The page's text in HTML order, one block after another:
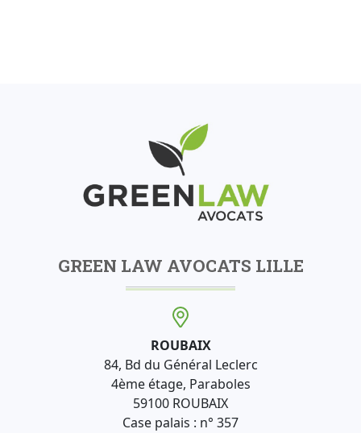
GREEN LAW AVOCATS LILLE
ROUBAIX
84, Bd du Général Leclerc
4ème étage, Paraboles
59100 ROUBAIX
Case palais : n° 357